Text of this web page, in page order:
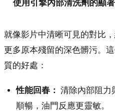
使用引擎內部清洗劑的顯
就像影片中清晰可見的對比
更多原本殘留的深色髒污。
質的好處：
性能回春： 清除內部阻力
順暢，油門反應更靈敏。